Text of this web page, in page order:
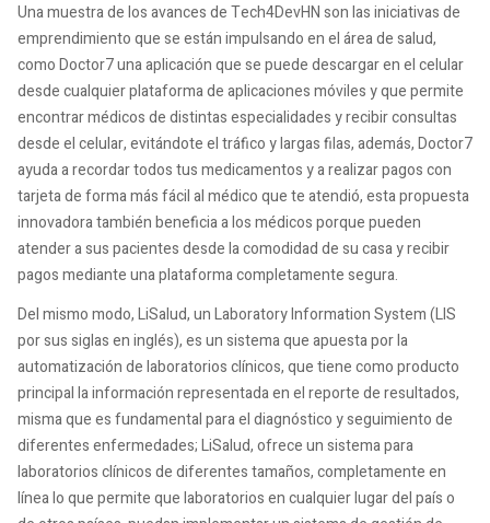
Una muestra de los avances de Tech4DevHN son las iniciativas de
emprendimiento que se están impulsando en el área de salud,
como Doctor7 una aplicación que se puede descargar en el celular
desde cualquier plataforma de aplicaciones móviles y que permite
encontrar médicos de distintas especialidades y recibir consultas
desde el celular, evitándote el tráfico y largas filas, además, Doctor7
ayuda a recordar todos tus medicamentos y a realizar pagos con
tarjeta de forma más fácil al médico que te atendió, esta propuesta
innovadora también beneficia a los médicos porque pueden
atender a sus pacientes desde la comodidad de su casa y recibir
pagos mediante una plataforma completamente segura.
Del mismo modo, LiSalud, un Laboratory Information System (LIS
por sus siglas en inglés), es un sistema que apuesta por la
automatización de laboratorios clínicos, que tiene como producto
principal la información representada en el reporte de resultados,
misma que es fundamental para el diagnóstico y seguimiento de
diferentes enfermedades; LiSalud, ofrece un sistema para
laboratorios clínicos de diferentes tamaños, completamente en
línea lo que permite que laboratorios en cualquier lugar del país o